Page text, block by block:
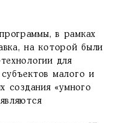
в рамках
на которой были
для
малого и
создания «умного